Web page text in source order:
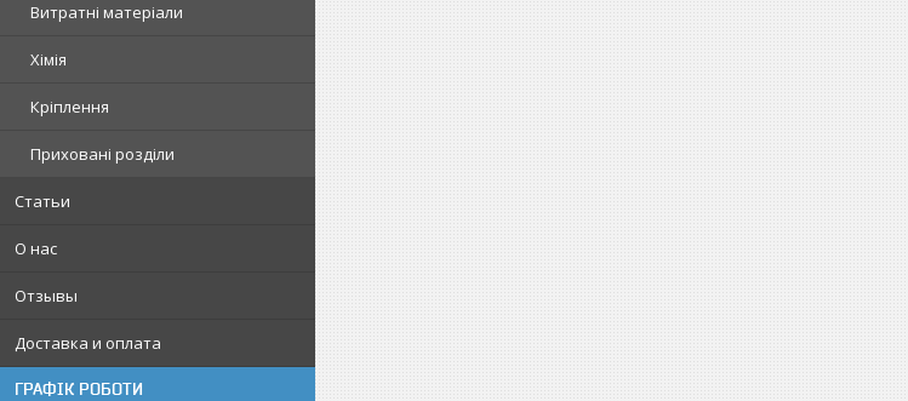
Витратні матеріали
Хімія
Кріплення
Приховані розділи
Статьи
О нас
Отзывы
Доставка и оплата
ГРАФІК РОБОТИ